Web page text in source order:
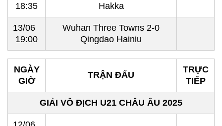
18:35
Hakka
13/06
19:00
Wuhan Three Towns 2-0
Qingdao Hainiu
NGÀY
GIỜ
TRẬN ĐẤU
TRỰC
TIẾP
GIẢI VÔ ĐỊCH U21 CHÂU ÂU 2025